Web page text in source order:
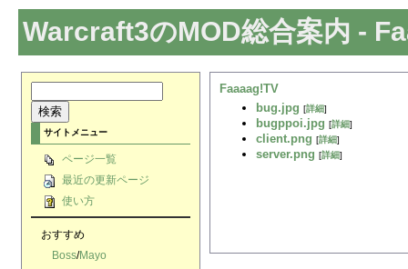
Warcraft3のMOD総合案内 -
サイトメニュー
ページ一覧
最近の更新ページ
使い方
おすすめ
Boss/Mayo
Faaaag!TV
bug.jpg [詳細]
bugppoi.jpg [詳細]
client.png [詳細]
server.png [詳細]